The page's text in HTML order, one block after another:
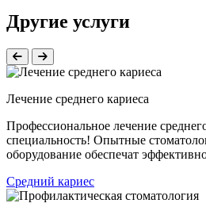
Другие услуги
Лечение среднего кариеса
Профессиональное лечение
специальность! Опытные
оборудование обеспечат
Средний кариес